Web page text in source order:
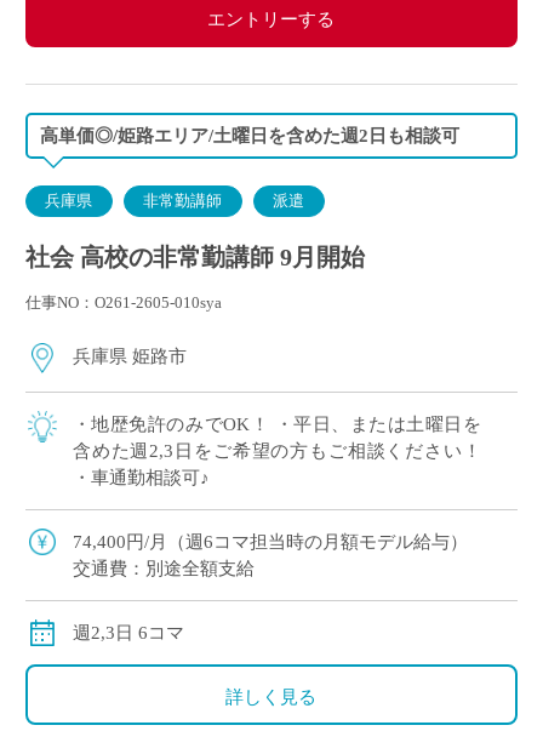
エントリーする
高単価◎/姫路エリア/土曜日を含めた週2日も相談可
兵庫県 非常勤講師 派遣
社会 高校の非常勤講師 9月開始
仕事NO：O261-2605-010sya
兵庫県 姫路市
・地歴免許のみでOK！ ・平日、または土曜日を
含めた週2,3日をご希望の方もご相談ください！
・車通勤相談可♪
74,400円/月（週6コマ担当時の月額モデル給与）
交通費：別途全額支給
週2,3日 6コマ
詳しく見る